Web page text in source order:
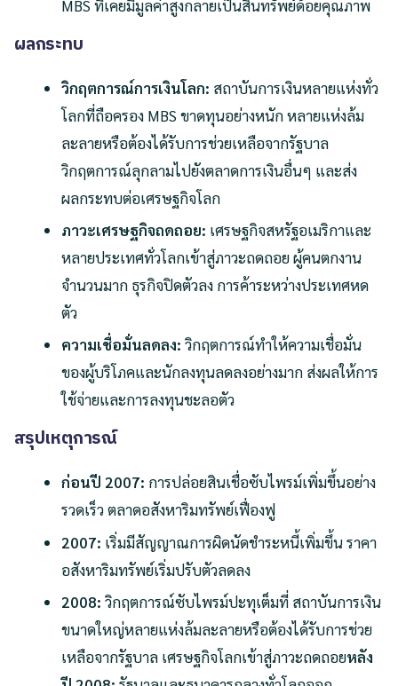
MBS ที่เคยมีมูลค่าสูงกลายเป็นสินทรัพย์ด้อยคุณภาพ
ผลกระทบ
วิกฤตการณ์การเงินโลก: สถาบันการเงินหลายแห่งทั่ว
โลกที่ถือครอง MBS ขาดทุนอย่างหนัก หลายแห่งล้ม
ละลายหรือต้องได้รับการช่วยเหลือจากรัฐบาล
วิกฤตการณ์ลุกลามไปยังตลาดการเงินอื่นๆ และส่ง
ผลกระทบต่อเศรษฐกิจโลก
ภาวะเศรษฐกิจถดถอย: เศรษฐกิจสหรัฐอเมริกาและ
หลายประเทศทั่วโลกเข้าสู่ภาวะถดถอย ผู้คนตกงาน
จำนวนมาก ธุรกิจปิดตัวลง การค้าระหว่างประเทศหด
ตัว
ความเชื่อมั่นลดลง: วิกฤตการณ์ทำให้ความเชื่อมั่น
ของผู้บริโภคและนักลงทุนลดลงอย่างมาก ส่งผลให้การ
ใช้จ่ายและการลงทุนชะลอตัว
สรุปเหตุการณ์
ก่อนปี 2007: การปล่อยสินเชื่อซับไพรม์เพิ่มขึ้นอย่าง
รวดเร็ว ตลาดอสังหาริมทรัพย์เฟื่องฟู
2007: เริ่มมีสัญญาณการผิดนัดชำระหนี้เพิ่มขึ้น ราคา
อสังหาริมทรัพย์เริ่มปรับตัวลดลง
2008: วิกฤตการณ์ซับไพรม์ปะทุเต็มที่ สถาบันการเงิน
ขนาดใหญ่หลายแห่งล้มละลายหรือต้องได้รับการช่วย
เหลือจากรัฐบาล เศรษฐกิจโลกเข้าสู่ภาวะถดถอยหลัง